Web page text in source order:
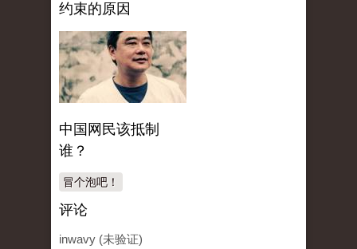
约束的原因
中国网民该抵制
谁？
冒个泡吧！
评论
inwavy (未验证)